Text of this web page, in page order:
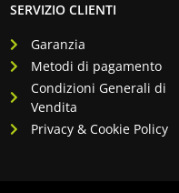
SERVIZIO CLIENTI
Garanzia
Metodi di pagamento
Condizioni Generali di
Vendita
Privacy & Cookie Policy